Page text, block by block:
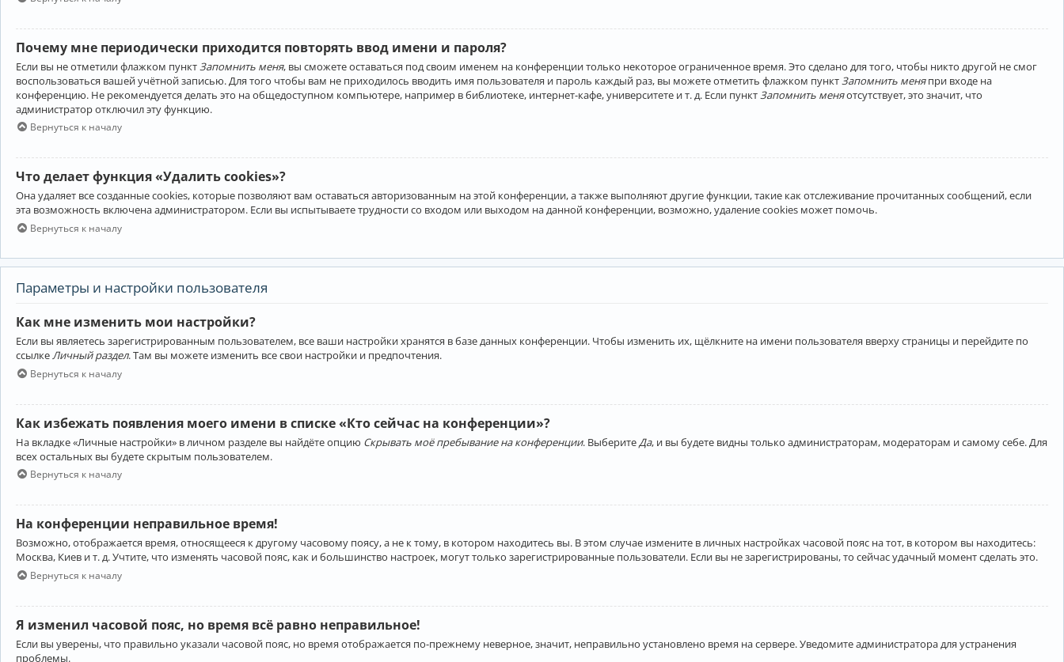
Почему мне периодически приходится повторять ввод имени и пароля?
Если вы не отметили флажком пункт Запомнить меня, вы сможете оставаться под своим именем на конференции только некоторое ограниченное время. Это сделано для того, чтобы никто другой не смог
воспользоваться вашей учётной записью. Для того чтобы вам не приходилось вводить имя пользователя и пароль каждый раз, вы можете отметить флажком пункт Запомнить меняпри входе на
конференцию. Не рекомендуется делать это на общедоступном компьютере, например в библиотеке, интернет-кафе, университете и т. д. Если пункт Запомнить меняотсутствует, это значит, что
администратор отключил эту функцию.
Вернуться к началу
Что делает функция «Удалить cookies»?
Она удаляет все созданные cookies, которые позволяют вам оставаться авторизованным на этой конференции, а также выполняют другие функции, такие как отслеживание прочитанных сообщений, если
эта возможность включена администратором. Если вы испытываете трудности со входом или выходом на данной конференции, возможно, удаление cookies может помочь.
Вернуться к началу
Параметры и настройки пользователя
Как мне изменить мои настройки?
Если вы являетесь зарегистрированным пользователем, все ваши настройки хранятся в базе данных конференции. Чтобы изменить их, щёлкните на имени пользователя вверху страницы и перейдите по
ссылкеЛичный раздел. Там вы можете изменить все свои настройки и предпочтения.
Вернуться к началу
Как избежать появления моего имени в списке «Кто сейчас на конференции»?
На вкладке «Личные настройки» в личном разделе вы найдёте опцию Скрывать моё пребывание на конференции. Выберите Да, и вы будете видны только администраторам, модераторам и самому себе. Для
всех остальных вы будете скрытым пользователем.
Вернуться к началу
На конференции неправильное время!
Возможно, отображается время, относящееся к другому часовому поясу, а не к тому, в котором находитесь вы. В этом случае измените в личных настройках часовой пояс на тот, в котором вы находитесь:
Москва, Киев и т. д. Учтите, что изменять часовой пояс, как и большинство настроек, могут только зарегистрированные пользователи. Если вы не зарегистрированы, то сейчас удачный момент сделать это.
Вернуться к началу
Я изменил часовой пояс, но время всё равно неправильное!
Если вы уверены, что правильно указали часовой пояс, но время отображается по-прежнему неверное, значит, неправильно установлено время на сервере. Уведомите администратора для устранения
проблемы.